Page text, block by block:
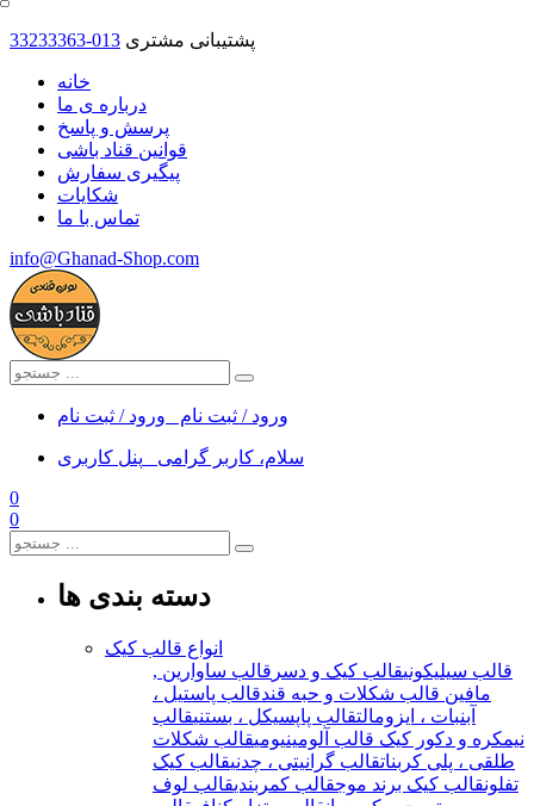
33233363-013 پشتیبانی مشتری
خانه
درباره ی ما
پرسش و پاسخ
قوانین قناد باشی
پیگیری سفارش
شکایات
تماس با ما
info@Ghanad-Shop.com
ورود / ثبت نام ورود / ثبت نام
سلام، کاربر گرامی
پنل کاربری
0
0
دسته بندی ها
انواع قالب کیک
قالب سیلیکونیقالب کیک و دسر قالب ساوارین ,
مافین قالب شکلات و حبه قندقالب پاستیل ،
آبنبات ، ایزومالتقالب پاپسیکل ، بستنیقالب
نیمکره و دکور کیک قالب آلومینیومیقالب شکلات
طلقی ، پلی کربناتقالب گرانیتی ، چدنیقالب کیک
تفلونقالب کیک برند موجقالب کمربندیقالب لوف